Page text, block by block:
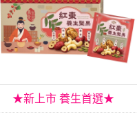
★新上市 養生首選★